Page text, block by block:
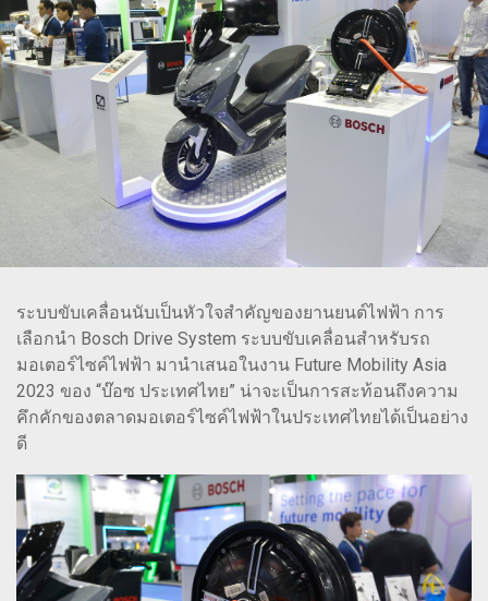
ระบบขับเคลื่อนนับเป็นหัวใจสำคัญของยานยนต์ไฟฟ้า การ
เลือกนำ Bosch Drive System ระบบขับเคลื่อนสำหรับรถ
มอเตอร์ไซค์ไฟฟ้า มานำเสนอในงาน Future Mobility Asia
2023 ของ “บ๊อซ ประเทศไทย” น่าจะเป็นการสะท้อนถึงความ
คึกคักของตลาดมอเตอร์ไซค์ไฟฟ้าในประเทศไทยได้เป็นอย่าง
ดี